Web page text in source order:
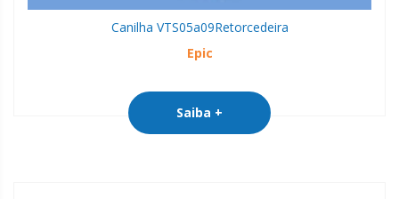
Canilha VTS05a09Retorcedeira
Epic
Saiba +